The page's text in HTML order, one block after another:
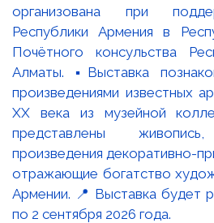
организована при
Республики Армения в
Почётного консульства
Алматы. ▪️Выставка
произведениями известных
XX века из музейной
представлены
произведения декоративно-
отражающие богатство
Армении. 📍 Выставка будет
по 2 сентября 2026 года.